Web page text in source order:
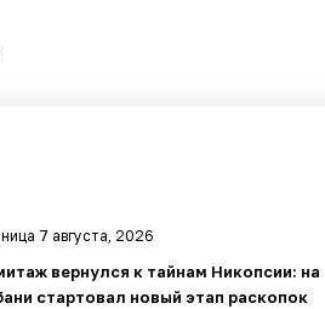
7 августа, 2026
вернулся к тайнам Никопсии: на
стартовал новый этап раскопок